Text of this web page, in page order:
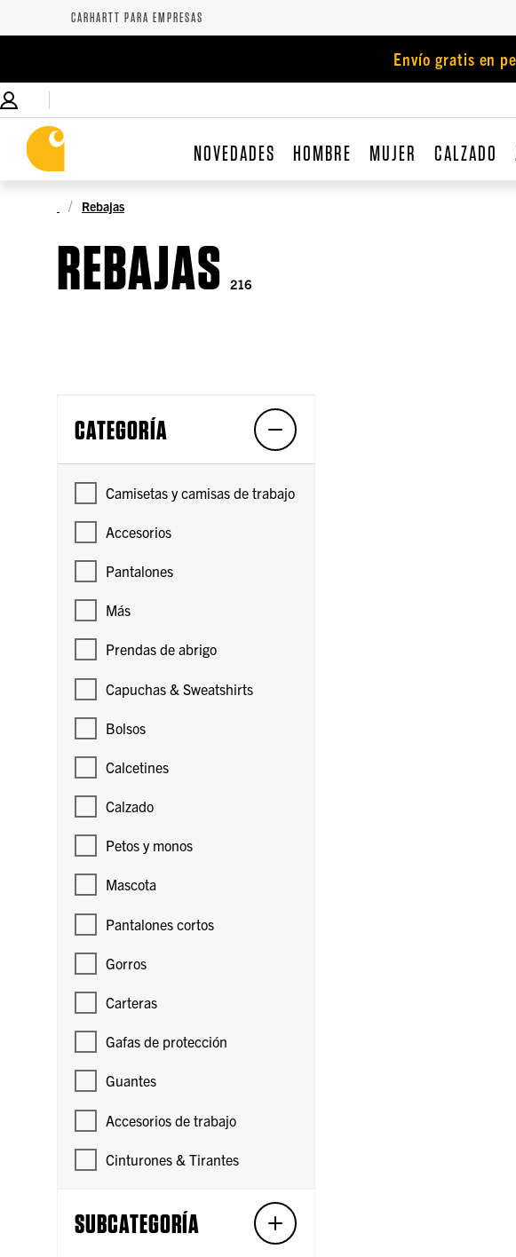
CARHARTT PARA EMPRESAS
Envío gratis en
NOVEDADES HOMBRE MUJER CALZADO
Rebajas
REBAJAS 216
CATEGORÍA
Camisetas y camisas de trabajo
Accesorios
Pantalones
Más
Prendas de abrigo
Capuchas & Sweatshirts
Bolsos
Calcetines
Calzado
Petos y monos
Mascota
Pantalones cortos
Gorros
Carteras
Gafas de protección
Guantes
Accesorios de trabajo
Cinturones & Tirantes
SUBCATEGORÍA